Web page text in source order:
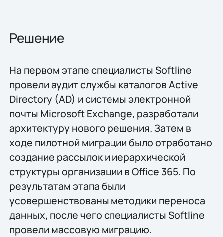
Решение
На первом этапе специалисты Softline
провели аудит службы каталогов Active
Directory (AD) и системы электронной
почты Microsoft Exchange, разработали
архитектуру нового решения. Затем в
ходе пилотной миграции было отработано
создание рассылок и иерархической
структуры организации в Office 365. По
результатам этапа были
усовершенствованы методики переноса
данных, после чего специалисты Softline
провели массовую миграцию.